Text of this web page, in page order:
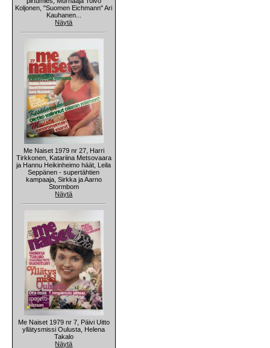
Koljonen, "Suomen Eichmann" Ari
Kauhanen...
Näytä
Me Naiset 1979 nr 27, Harri
Tirkkonen, Katariina Metsovaara
ja Hannu Heikinheimo häät, Leila
Seppänen - supertähtien
kampaaja, Sirkka ja Aarno
Stormbom
Näytä
Me Naiset 1979 nr 7, Päivi Uitto
yllätysmissi Oulusta, Helena
Takalo
Näytä